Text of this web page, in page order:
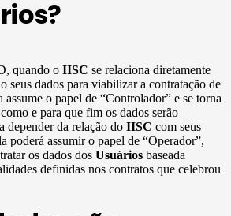
quando o IISC se relaciona diretamente
seus dados para viabilizar a contratação de
assume o papel de “Controlador” e se torna
e para que fim os dados serão
depender da relação do IISC com seus
poderá assumir o papel de “Operador”,
os dados dos Usuários baseada
definidas nos contratos que celebrou